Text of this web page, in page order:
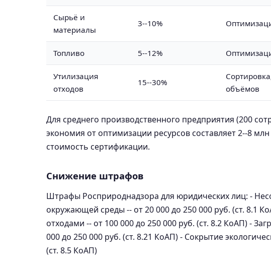
Сырьё и
материалы
3--10%
Топливо 5--12%
Утилизация
отходов
15--30%
объёмов
Для среднего производственного предприятия (200
экономия от оптимизации ресурсов составляет 2--8
стоимость сертификации.
Снижение штрафов
Штрафы Росприроднадзора для юридических лиц: -
окружающей среды -- от 20 000 до 250 000 руб. (ст. 8.1
отходами -- от 100 000 до 250 000 руб. (ст. 8.2 КоАП) -
000 до 250 000 руб. (ст. 8.21 КоАП) - Сокрытие
(ст. 8.5 КоАП)